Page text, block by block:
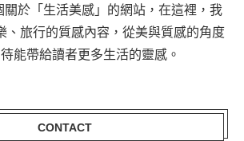
於「生活美感」的網站，在這裡，我
、旅行的質感內容，從美與質感的角度
能帶給讀者更多生活的靈感。
CONTACT